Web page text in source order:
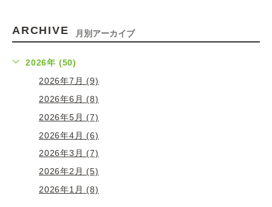
ARCHIVE 月別アーカイブ
2026年 (50)
2026年7月 (9)
2026年6月 (8)
2026年5月 (7)
2026年4月 (6)
2026年3月 (7)
2026年2月 (5)
2026年1月 (8)